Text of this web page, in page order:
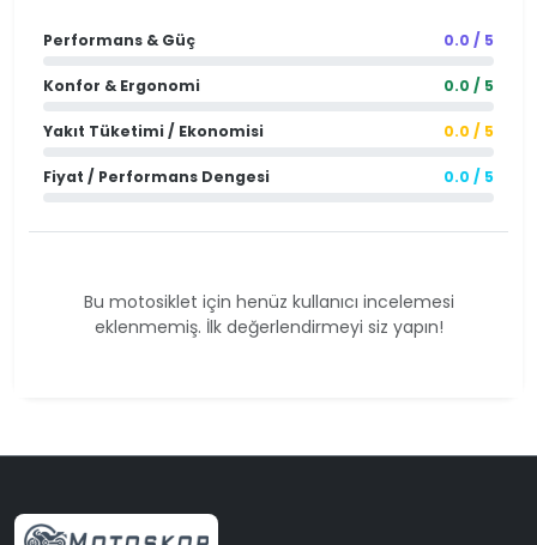
Performans & Güç 0.0 / 5
Konfor & Ergonomi 0.0 / 5
Yakıt Tüketimi / Ekonomisi 0.0 / 5
Fiyat / Performans Dengesi 0.0 / 5
Bu motosiklet için henüz kullanıcı incelemesi
eklenmemiş. İlk değerlendirmeyi siz yapın!